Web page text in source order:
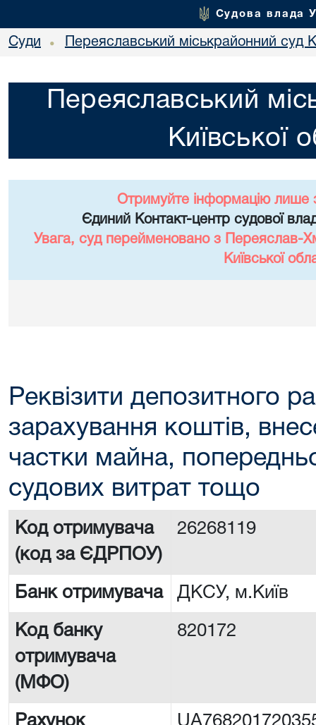
Судова влада
Суди • Переяславський міськрайонний суд
Переяславський
Київської
Отримуйте інформацію лише
Єдиний Контакт-центр судової
Увага, суд перейменовано з Переяслав-
Київської
Реквізити депозитного
зарахування коштів,
частки майна,
судових витрат тощо
Код отримувача
(код за ЄДРПОУ)
26268119
Банк отримувача ДКСУ, м.Київ
Код банку
отримувача
(МФО)
820172
Рахунок